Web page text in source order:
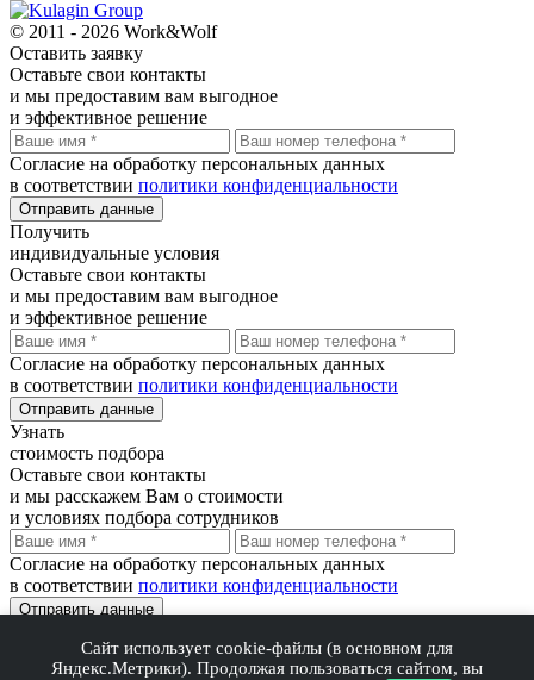
© 2011 - 2026 Work&Wolf
Оставить заявку
Оставьте свои контакты
и мы предоставим вам выгодное
и эффективное решение
Согласие на обработку персональных данных
в соответствии политики конфиденциальности
Отправить данные
Получить
индивидуальные условия
Оставьте свои контакты
и мы предоставим вам выгодное
и эффективное решение
Согласие на обработку персональных данных
в соответствии политики конфиденциальности
Отправить данные
Узнать
стоимость подбора
Оставьте свои контакты
и мы расскажем Вам о стоимости
и условиях подбора сотрудников
Согласие на обработку персональных данных
в соответствии политики конфиденциальности
Отправить данные
Благодарим Вас!
В ближайшее время мы
Сайт использует cookie-файлы (в основном для
Яндекс.Метрики). Продолжая пользоваться сайтом, вы